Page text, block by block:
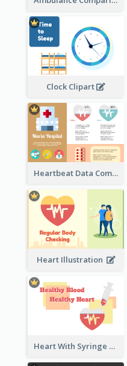
Clock Clipart
Heartbeat Data Comparison
Heart Illustration
Heart With Syringe Clipart